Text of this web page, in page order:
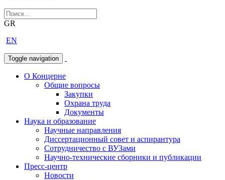
GR
EN
Toggle navigation
О Концерне
Общие вопросы
Закупки
Охрана труда
Документы
Наука и образование
Научные направления
Диссертационный совет и аспирантура
Сотрудничество с ВУЗами
Научно-технические сборники и публикации
Пресс-центр
Новости